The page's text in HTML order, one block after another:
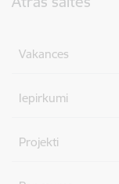
Vakances
Iepirkumi
Projekti